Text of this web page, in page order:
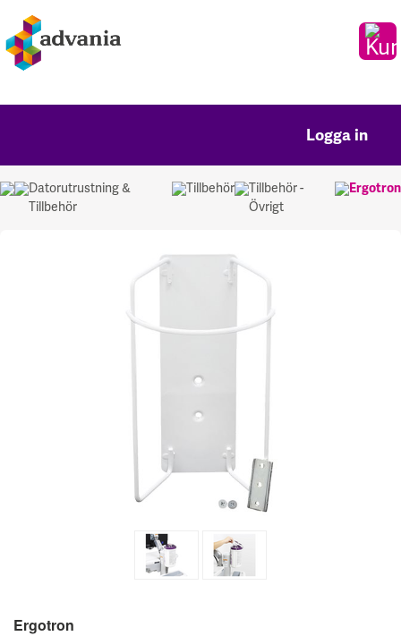
Logga in
Datorutrustning &
Tillbehör
Tillbehör
Tillbehör -
Övrigt
Ergotron
Ergotron